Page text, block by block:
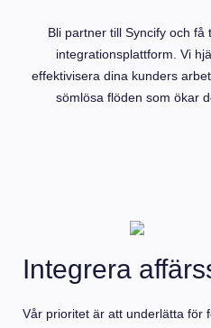
Bli partner till Syncify och
integrationsplattform. Vi
effektivisera dina kunders
sömlösa flöden som ökar
Integrera
Vår prioritet är att underlätta för